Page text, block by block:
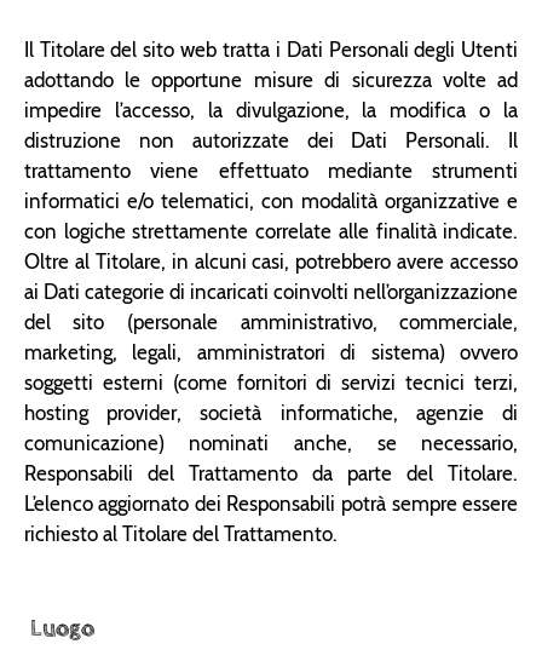
Il Titolare del sito web tratta i Dati Personali degli Utenti
adottando le opportune misure di sicurezza volte ad
impedire l’accesso, la divulgazione, la modifica o la
distruzione non autorizzate dei Dati Personali. Il
trattamento viene effettuato mediante strumenti
informatici e/o telematici, con modalità organizzative e
con logiche strettamente correlate alle finalità indicate.
Oltre al Titolare, in alcuni casi, potrebbero avere accesso
ai Dati categorie di incaricati coinvolti nell’organizzazione
del sito (personale amministrativo, commerciale,
marketing, legali, amministratori di sistema) ovvero
soggetti esterni (come fornitori di servizi tecnici terzi,
hosting provider, società informatiche, agenzie di
comunicazione) nominati anche, se necessario,
Responsabili del Trattamento da parte del Titolare.
L’elenco aggiornato dei Responsabili potrà sempre essere
richiesto al Titolare del Trattamento.
Luogo